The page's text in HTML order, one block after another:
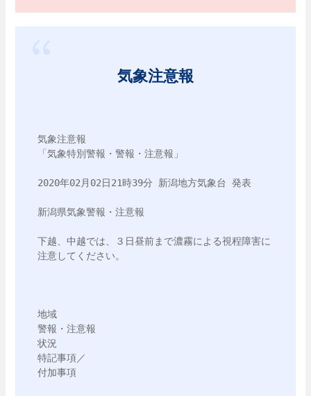
気象注意報
気象注意報
「気象特別警報・警報・注意報」
2020年02月02日21時39分 新潟地方気象台 発表
新潟県気象警報・注意報
下越、中越では、３日昼前まで濃霧による視程障害に
注意してください。
地域
警報・注意報
状況
特記事項／
付加事項